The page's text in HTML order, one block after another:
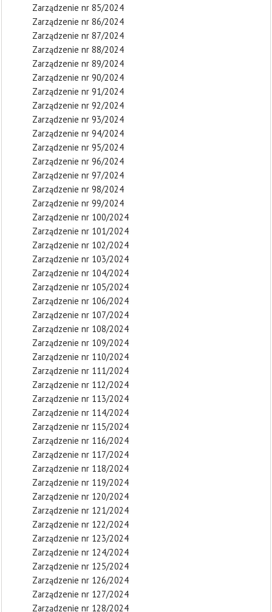
Zarządzenie nr 85/2024
Zarządzenie nr 86/2024
Zarządzenie nr 87/2024
Zarządzenie nr 88/2024
Zarządzenie nr 89/2024
Zarządzenie nr 90/2024
Zarządzenie nr 91/2024
Zarządzenie nr 92/2024
Zarządzenie nr 93/2024
Zarządzenie nr 94/2024
Zarządzenie nr 95/2024
Zarządzenie nr 96/2024
Zarządzenie nr 97/2024
Zarządzenie nr 98/2024
Zarządzenie nr 99/2024
Zarządzenie nr 100/2024
Zarządzenie nr 101/2024
Zarządzenie nr 102/2024
Zarządzenie nr 103/2024
Zarządzenie nr 104/2024
Zarządzenie nr 105/2024
Zarządzenie nr 106/2024
Zarządzenie nr 107/2024
Zarządzenie nr 108/2024
Zarządzenie nr 109/2024
Zarządzenie nr 110/2024
Zarządzenie nr 111/2024
Zarządzenie nr 112/2024
Zarządzenie nr 113/2024
Zarządzenie nr 114/2024
Zarządzenie nr 115/2024
Zarządzenie nr 116/2024
Zarządzenie nr 117/2024
Zarządzenie nr 118/2024
Zarządzenie nr 119/2024
Zarządzenie nr 120/2024
Zarządzenie nr 121/2024
Zarządzenie nr 122/2024
Zarządzenie nr 123/2024
Zarządzenie nr 124/2024
Zarządzenie nr 125/2024
Zarządzenie nr 126/2024
Zarządzenie nr 127/2024
Zarządzenie nr 128/2024